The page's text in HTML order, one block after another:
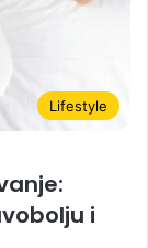
Lifestyle
i